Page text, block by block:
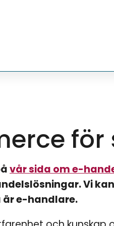
vår sida om e-
Vi
är e-handlare.